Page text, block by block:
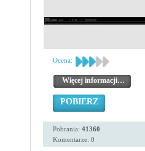
Ocena:
Więcej informacji…
POBIERZ
Pobrania: 41360
Komentarze: 0